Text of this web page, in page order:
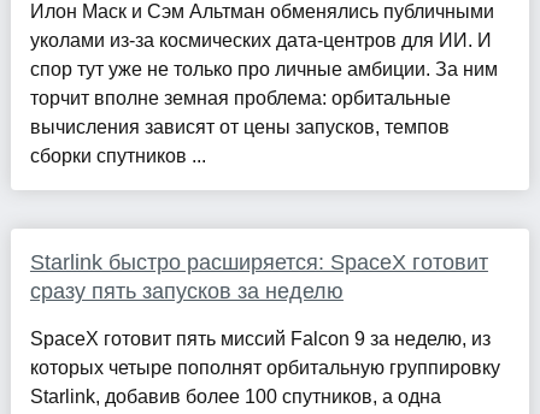
Илон Маск и Сэм Альтман обменялись публичными
уколами из-за космических дата-центров для ИИ. И
спор тут уже не только про личные амбиции. За ним
торчит вполне земная проблема: орбитальные
вычисления зависят от цены запусков, темпов
сборки спутников ...
Starlink быстро расширяется: SpaceX готовит
сразу пять запусков за неделю
SpaceX готовит пять миссий Falcon 9 за неделю, из
которых четыре пополнят орбитальную группировку
Starlink, добавив более 100 спутников, а одна